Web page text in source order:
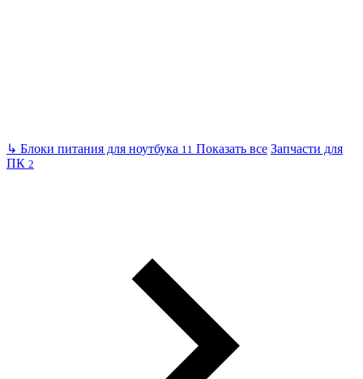
↳ Блоки питания для ноутбука 11 Показать все Запчасти для
ПК 2